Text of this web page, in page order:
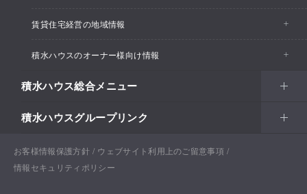
イベント情報
住宅展示場・ショールーム情報
分譲住宅・土地
戸建住宅
賃貸住宅経営の地域情報
イベント情報
支店・事業所情報
賃貸住宅経営（シャーメゾン）
土地活用
積水ハウスのオーナー様向け情報
カスタマーズセンター
リフォーム
Netオーナーズクラブ
積水ハウス総合メニュー
住まい
戸建住宅
土地活用
積水ハウスグループリンク
積水ハウス ノイエ株式会社
お客様情報保護方針
ウェブサイト利用上のご留意事項
情報セキュリティポリシー